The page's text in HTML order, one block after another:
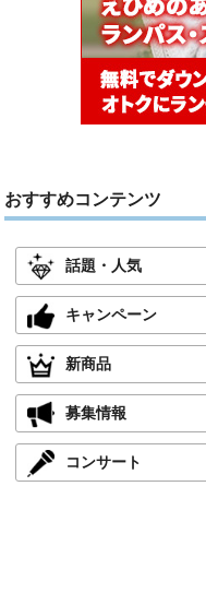
おすすめコンテンツ
話題・人気
キャンペーン
新商品
募集情報
コンサート